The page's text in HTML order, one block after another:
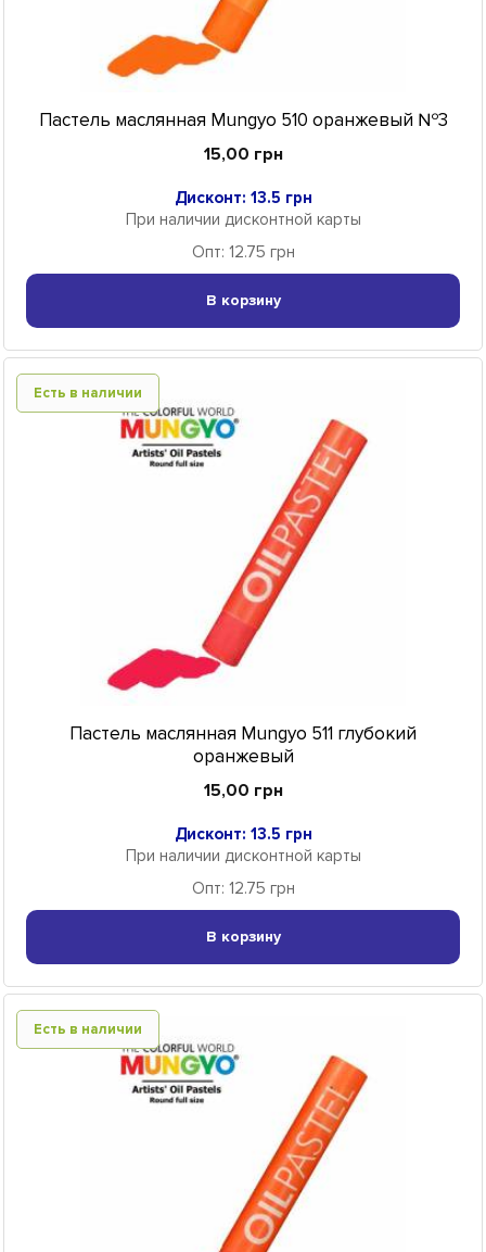
Пастель маслянная Mungyo 510 оранжевый №3
15,00 грн
Дисконт: 13.5 грн
При наличии дисконтной карты
Опт: 12.75 грн
В корзину
Есть в наличии
Пастель маслянная Mungyo 511 глубокий
оранжевый
15,00 грн
Дисконт: 13.5 грн
При наличии дисконтной карты
Опт: 12.75 грн
В корзину
Есть в наличии